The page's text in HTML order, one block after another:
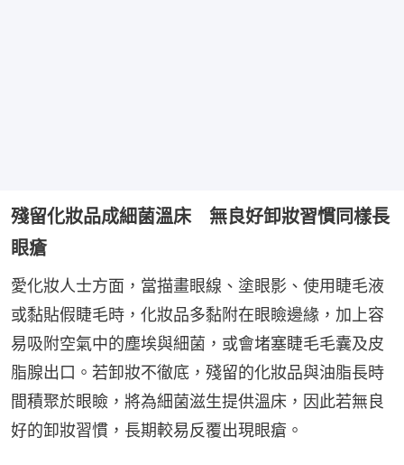
殘留化妝品成細菌溫床 無良好卸妝習慣同樣長
眼瘡
愛化妝人士方面，當描畫眼線、塗眼影、使用睫毛液
或黏貼假睫毛時，化妝品多黏附在眼瞼邊緣，加上容
易吸附空氣中的塵埃與細菌，或會堵塞睫毛毛囊及皮
脂腺出口。若卸妝不徹底，殘留的化妝品與油脂長時
間積聚於眼瞼，將為細菌滋生提供溫床，因此若無良
好的卸妝習慣，長期較易反覆出現眼瘡。